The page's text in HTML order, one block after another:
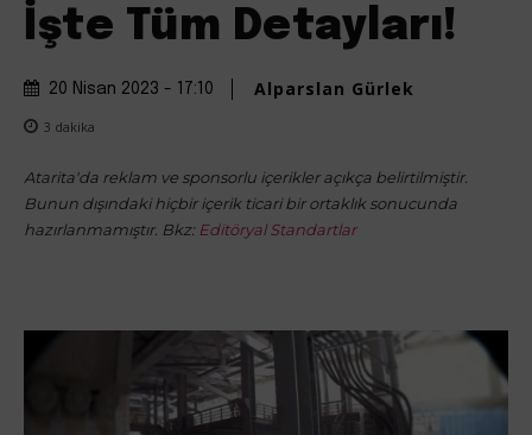
İşte Tüm Detayları!
20 Nisan 2023 - 17:10 Alparslan Gürlek
3 dakika
Atarita'da reklam ve sponsorlu içerikler açıkça belirtilmiştir.
Bunun dışındaki hiçbir içerik ticari bir ortaklık sonucunda
hazırlanmamıştır. Bkz: Editöryal Standartlar